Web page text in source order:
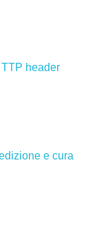
header
e cura